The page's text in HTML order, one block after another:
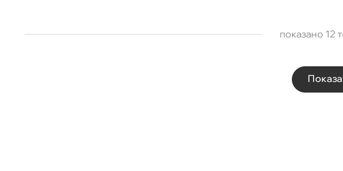
показано 12